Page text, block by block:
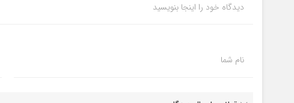
دیدگاه خود را اینجا بنویسید
نام شما